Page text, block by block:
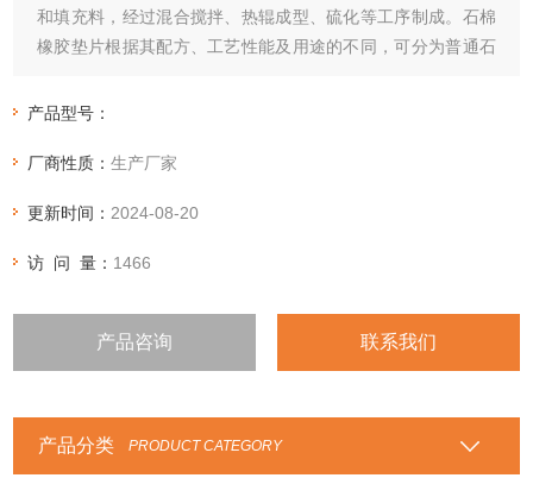
和填充料，经过混合搅拌、热辊成型、硫化等工序制成。石棉
橡胶垫片根据其配方、工艺性能及用途的不同，可分为普通石
产品型号：
厂商性质：生产厂家
更新时间： 2024-08-20
访 问 量： 1466
产品咨询 联系我们
产品分类 PRODUCT CATEGORY